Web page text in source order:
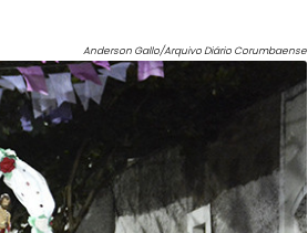
Anderson Gallo/Arquivo Diário Corumbaense